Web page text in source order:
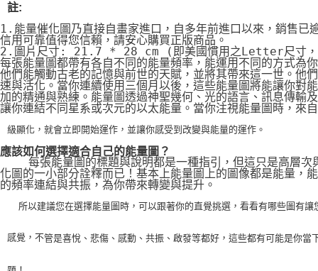
註:
1.能量催化圖乃直接自畫家進口，自多年前進口以來，銷售已
信用可靠值得您信賴，請安心購買正版商品。
2.圖片尺寸: 21.7 * 28 cm (即美國慣用之Letter尺寸，
每張能量圖都帶有各自不同的能量頻率，能運用不同的方式為
他們能觸動古老的記憶與前世的天賦，並將其帶來這一世。他
速與活化。當你連續使用三個月以後，這些能量圖將能讓你對
加的精通與熟練。能量圖透過神聖幾何、光的語言、訊息傳輸
讓你連結不同星系或次元的以太能量。當你注視能量圖時，來
級顯化，就會立即開始運作，並讓你感受到改變與能量的運作。
應該如何選擇適合自己的能量圖？
每張能量圖的標題與說明都是一種指引，但這只是高層次
化圖的一小部分詮釋而已！基本上能量圖上的圖像都是能量，
的頻率連結與共振，為你帶來轉變與提升。
所以建議您在選擇能量圖時，可以跟著你的直覺挑選，看看有哪些圖有讓
感覺，不管是喜悅、悲傷、感動、共振、啟發等都好，這些都有可能是你當